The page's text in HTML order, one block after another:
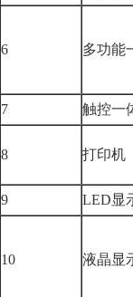
6 多功能
7 触控一
8 打印机
9 LED显
10 液晶显